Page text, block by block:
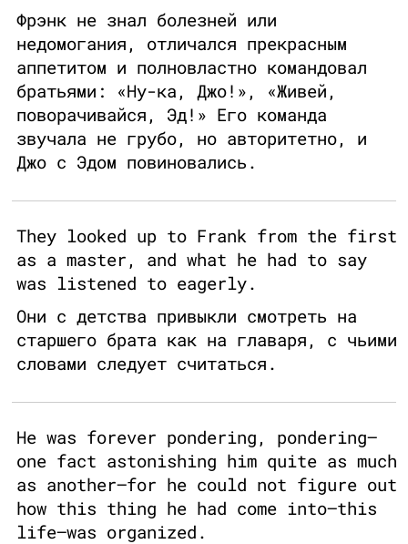
Фрэнк не знал болезней или
недомогания, отличался прекрасным
аппетитом и полновластно командовал
братьями: «Ну-ка, Джо!», «Живей,
поворачивайся, Эд!» Его команда
звучала не грубо, но авторитетно, и
Джо с Эдом повиновались.
They looked up to Frank from the first
as a master, and what he had to say
was listened to eagerly.
Они с детства привыкли смотреть на
старшего брата как на главаря, с чьими
словами следует считаться.
He was forever pondering, pondering—
one fact astonishing him quite as much
as another—for he could not figure out
how this thing he had come into—this
life—was organized.